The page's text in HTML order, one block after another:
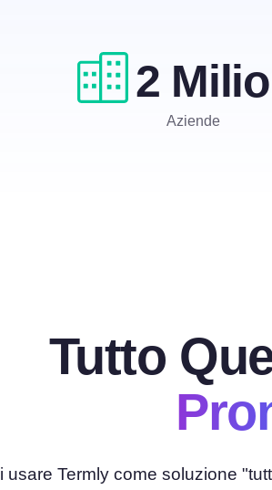
2
Aziende
Tutto
usare Termly come soluzione